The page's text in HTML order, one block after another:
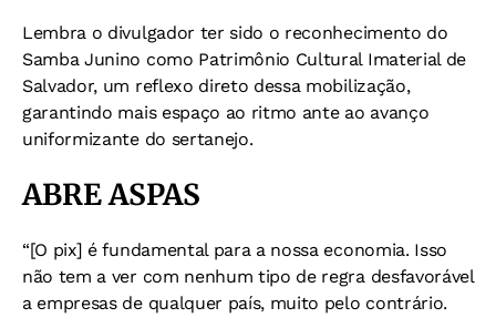
Lembra o divulgador ter sido o reconhecimento do
Samba Junino como Patrimônio Cultural Imaterial de
Salvador, um reflexo direto dessa mobilização,
garantindo mais espaço ao ritmo ante ao avanço
uniformizante do sertanejo.
ABRE ASPAS
“[O pix] é fundamental para a nossa economia. Isso
não tem a ver com nenhum tipo de regra desfavorável
a empresas de qualquer país, muito pelo contrário.